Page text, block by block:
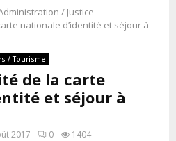
/ Justice
nationale d’identité et séjour à
/ Tourisme
de la carte
et séjour à
2017 0 1404